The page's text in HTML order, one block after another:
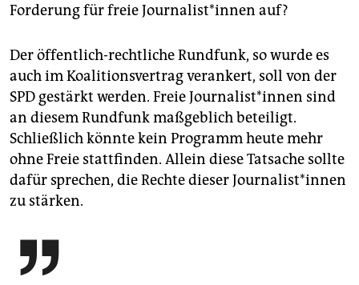
Forderung für freie Jour­na­lis­t*innen auf?
Der öffentlich-rechtliche Rundfunk, so wurde es
auch im Koalitionsvertrag verankert, soll von der
SPD gestärkt werden. Freie Journalist*innen sind
an diesem Rundfunk maßgeblich beteiligt.
Schließlich könnte kein Programm heute mehr
ohne Freie stattfinden. Allein diese Tatsache sollte
dafür sprechen, die Rechte dieser Jour­na­list*innen
zu stärken.
